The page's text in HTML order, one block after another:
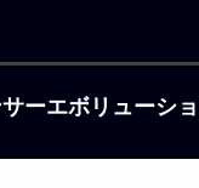
ーエボリューシ